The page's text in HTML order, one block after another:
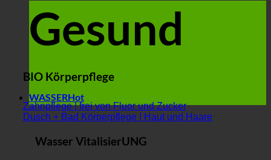
Gesund
BIO Körperpflege
Zahnpflege | frei von Fluor und Zucker
Dusch + Bad Körperpflege | Haut und Haare
WASSER
Wasser VitalisierUNG